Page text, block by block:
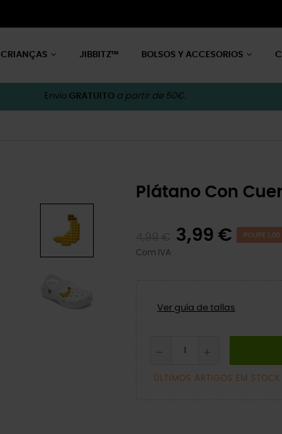
CRIANÇAS JIBBITZ™ BOLSOS Y ACCESORIOS
Envio GRATUITO a partir de 50€.
Plátano Con
3,99 € POUPE
Com IVA
Ver guía de tallas
ÚLTIMOS ARTIGOS EM STOCK